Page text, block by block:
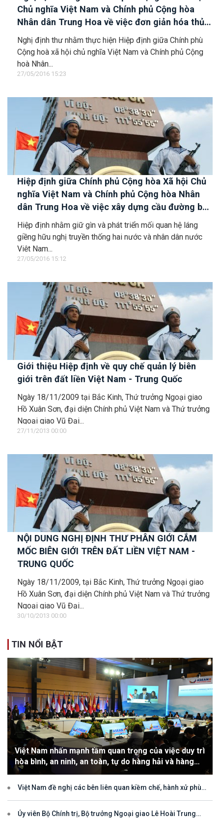
Chủ nghĩa Việt Nam và Chính phủ Cộng hòa
Nhân dân Trung Hoa về việc đơn giản hóa thủ
tục qua lại cho nhân viên, phương tiện giao
thông, vật liệu xây dựng và thiết bị thi công tại
cửa khẩu Lào Cai - Hà Khẩu để cùng xây dựng
cầu đường bộ qua sông Hồng trên biên giới.
Nghị định thư nhằm thực hiện Hiệp định giữa Chính phù
Cộng hoà xã hội chủ nghĩa Việt Nam và Chính phủ Cộng
hoà Nhân...
27/05/2016 15:23
Hiệp định giữa Chính phủ Cộng hòa Xã hội Chủ
nghĩa Việt Nam và Chính phủ Cộng hòa Nhân
dân Trung Hoa về việc xây dựng cầu đường bộ
qua sông Hồng thuộc khu vực biên giới Lào Cai
- Hà Khẩu
Hiệp định nhằm giữ gìn và phát triển mối quan hệ láng
giềng hữu nghị truyền thống hai nước và nhân dân nước
Việt Nam...
27/05/2016 15:12
Giới thiệu Hiệp định về quy chế quản lý biên
giới trên đất liền Việt Nam - Trung Quốc
Ngày 18/11/2009 tại Bắc Kinh, Thứ trưởng Ngoại giao
Hồ Xuân Sơn, đại diện Chính phủ Việt Nam và Thứ trưởng
Ngoại giao Vũ Đại...
27/11/2013 00:00
NỘI DUNG NGHỊ ĐỊNH THƯ PHÂN GIỚI CẮM
MỐC BIÊN GIỚI TRÊN ĐẤT LIỀN VIỆT NAM -
TRUNG QUỐC
Ngày 18/11/2009, tại Bắc Kinh, Thứ trưởng Ngoại giao
Hồ Xuân Sơn, đại diện Chính phủ Việt Nam và Thứ trưởng
Ngoại giao Vũ Đại...
30/10/2013 00:00
TIN NỔI BẬT
Việt Nam nhấn mạnh tầm quan trọng của việc duy trì
hòa bình, an ninh, an toàn, tự do hàng hải và hàng
không
Việt Nam đề nghị các bên liên quan kiềm chế, hành xử phù
phán đối với vùng đặc quyền kinh tế và thềm lục địa của quốc gia
ven biển
Ủy viên Bộ Chính trị, Bộ trưởng Ngoại giao Lê Hoài Trung